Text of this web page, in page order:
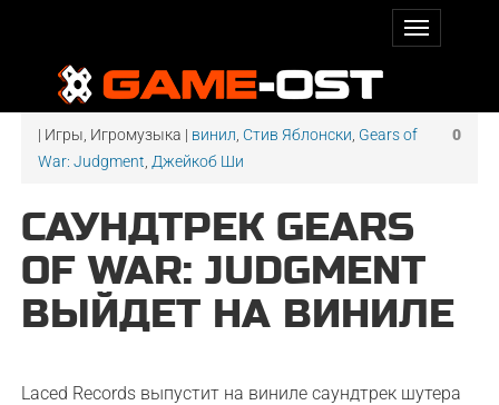
0
| Игры, Игромузыка | винил Стив Яблонски Gears of
War: Judgment Джейкоб Ши
САУНДТРЕК GEARS
OF WAR: JUDGMENT
ВЫЙДЕТ НА ВИНИЛЕ
Laced Records выпустит на виниле саундтрек шутера